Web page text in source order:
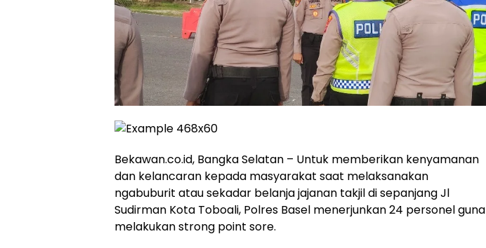
Bekawan.co.id, Bangka Selatan – Untuk memberikan kenyamanan
dan kelancaran kepada masyarakat saat melaksanakan
ngabuburit atau sekadar belanja jajanan takjil di sepanjang Jl
Sudirman Kota Toboali, Polres Basel menerjunkan 24 personel guna
melakukan strong point sore.